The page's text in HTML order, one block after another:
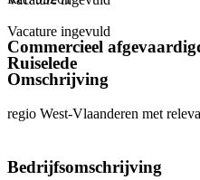
Vacature ingevuld
Commercieel
Ruiselede
Omschrijving
regio West-Vlaanderen met
Bedrijfsomschrijving